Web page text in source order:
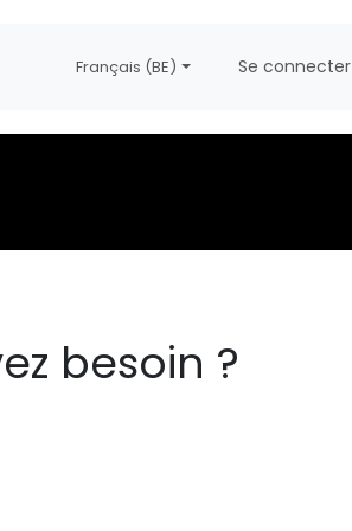
Postes
Français (BE) Se connecter
besoin ?